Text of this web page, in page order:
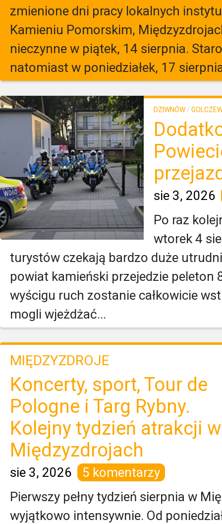
zmienione dni pracy lokalnych
Kamieniu Pomorskim,
nieczynne w piątek, 14 sierpnia.
natomiast w poniedziałek, 17
DZIWNÓW /
sie 3, 2026
Po raz
wtorek 4
turystów czekają bardzo duże
powiat kamieński przejedzie peleton
wyścigu ruch zostanie całkowicie
mogli wjeżdżać...
MIĘDZYZDROJE
Koncerty, sport, Tour de
Pologne i Targ Rybny.
Kolejny tydzień atrakcji w
Międzyzdrojach
sie 3, 2026
5 komentarzy
Pierwszy pełny tydzień sierpnia w
wyjątkowo intensywnie. Od